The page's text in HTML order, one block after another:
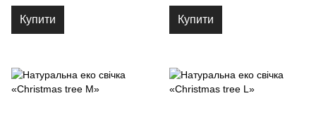
Купити Купити